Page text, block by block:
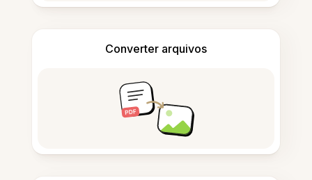
Converter arquivos